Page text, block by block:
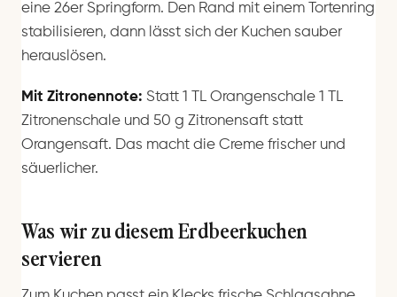
eine 26er Springform. Den Rand mit einem Tortenring
stabilisieren, dann lässt sich der Kuchen sauber
herauslösen.
Mit Zitronennote: Statt 1 TL Orangenschale 1 TL
Zitronenschale und 50 g Zitronensaft statt
Orangensaft. Das macht die Creme frischer und
säuerlicher.
Was wir zu diesem Erdbeerkuchen
servieren